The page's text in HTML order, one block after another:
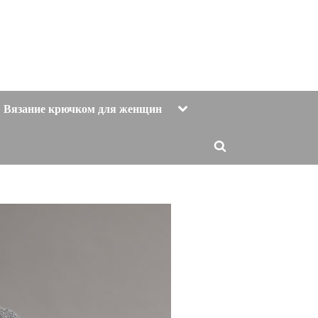
Вязание крючком для женщин Toggle
Toggle